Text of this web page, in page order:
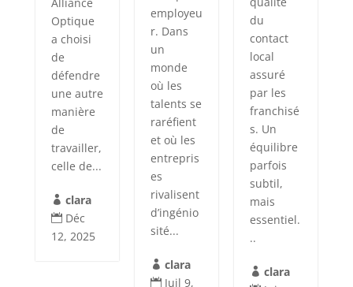
Optique
a choisi
de
défendre
une autre
manière
de
travailler,
celle de...
 clara
 Déc
12, 2025
employeu
r. Dans
un
monde
où les
talents se
raréfient
et où les
entrepris
es
rivalisent
d’ingénio
sité...
 clara
 Juil 9,
du
contact
local
assuré
par les
franchisé
s. Un
équilibre
parfois
subtil,
mais
essentiel.
..
 clara